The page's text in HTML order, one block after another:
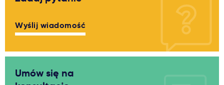
Wyślij wiadomość
Umów się na